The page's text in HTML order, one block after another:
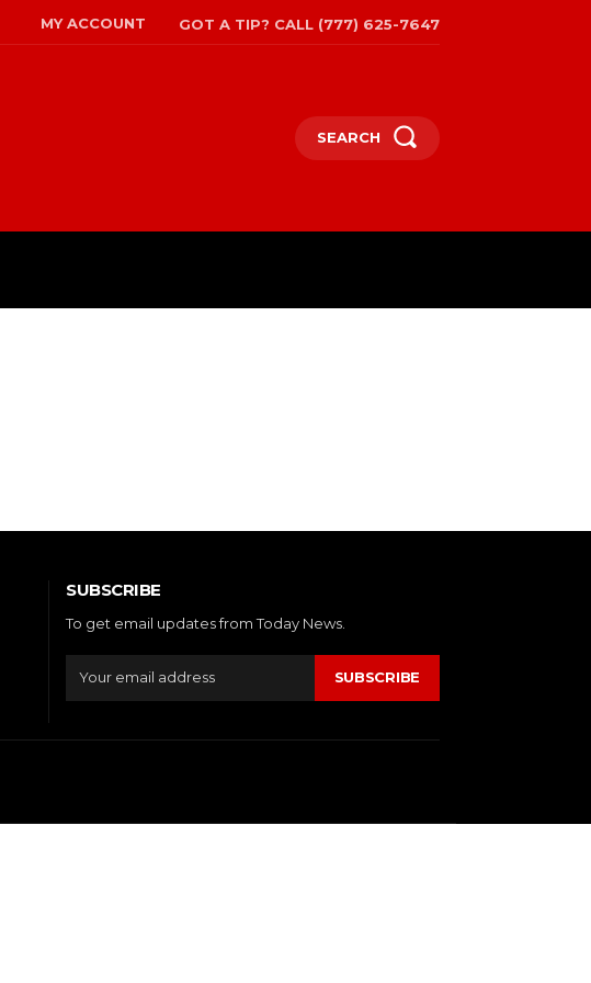
MY ACCOUNT GOT A TIP? CALL (777) 625-7647
SEARCH
SUBSCRIBE
To get email updates from Today News.
SUBSCRIBE